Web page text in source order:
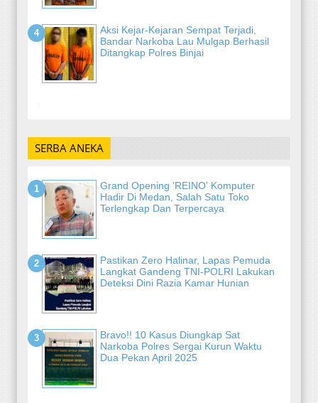
Aksi Kejar-Kejaran Sempat Terjadi,
Bandar Narkoba Lau Mulgap Berhasil
Ditangkap Polres Binjai
-
SERBA ANEKA
Grand Opening 'REINO' Komputer
Hadir Di Medan, Salah Satu Toko
Terlengkap Dan Terpercaya
Pastikan Zero Halinar, Lapas Pemuda
Langkat Gandeng TNI-POLRI Lakukan
Deteksi Dini Razia Kamar Hunian
Bravo!! 10 Kasus Diungkap Sat
Narkoba Polres Sergai Kurun Waktu
Dua Pekan April 2025